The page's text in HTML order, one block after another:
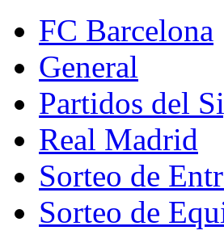
FC Barcelona
General
Partidos del
Real Madrid
Sorteo de
Sorteo de